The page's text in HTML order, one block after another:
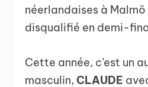
néerlandaises à Malmö
disqualifié en demi-
Cette année, c’est un
masculin,CLAUDE